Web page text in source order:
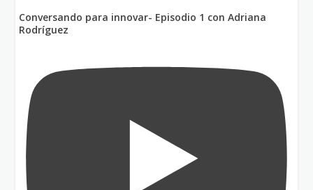
Conversando para innovar- Episodio 1 con Adriana
Rodríguez